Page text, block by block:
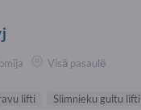
Visā pasaulē
lifti
Slimnieku gultu lifti